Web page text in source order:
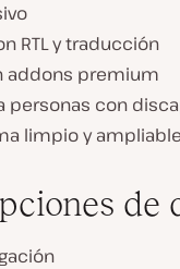
RTL y traducción
addons premium
personas con
limpio y ampliable
de